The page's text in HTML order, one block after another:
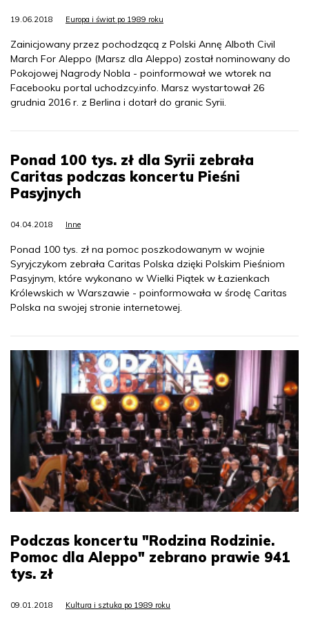
19.06.2018 Europa i świat po 1989 roku
Zainicjowany przez pochodzącą z Polski Annę Alboth Civil
March For Aleppo (Marsz dla Aleppo) został nominowany do
Pokojowej Nagrody Nobla - poinformował we wtorek na
Facebooku portal uchodzcy.info. Marsz wystartował 26
grudnia 2016 r. z Berlina i dotarł do granic Syrii.
Ponad 100 tys. zł dla Syrii zebrała
Caritas podczas koncertu Pieśni
Pasyjnych
04.04.2018 Inne
Ponad 100 tys. zł na pomoc poszkodowanym w wojnie
Syryjczykom zebrała Caritas Polska dzięki Polskim Pieśniom
Pasyjnym, które wykonano w Wielki Piątek w Łazienkach
Królewskich w Warszawie - poinformowała w środę Caritas
Polska na swojej stronie internetowej.
Podczas koncertu "Rodzina Rodzinie.
Pomoc dla Aleppo" zebrano prawie 941
tys. zł
09.01.2018 Kultura i sztuka po 1989 roku